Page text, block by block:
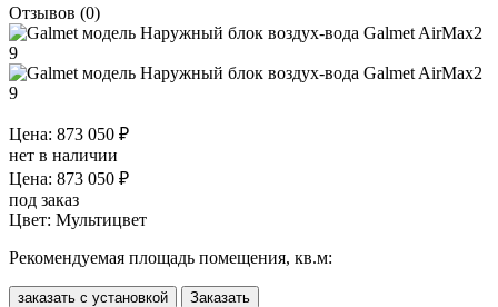
Отзывов (0)
Цена: 873 050 ₽
нет в наличии
Цена: 873 050 ₽
под заказ
Цвет: Мультицвет
Рекомендуемая площадь помещения, кв.м:
заказать с установкой Заказать